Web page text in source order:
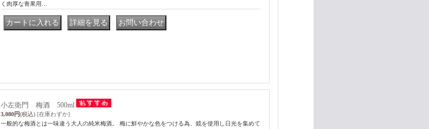
く肉厚な青果用…
小左衛門 梅酒 500ml
3,080円(税込) [在庫わずか]
一般的な梅酒とは一味違う大人の純米梅酒。 梅に鮮やかな色をつける為、鏡を使用し日光を集めて